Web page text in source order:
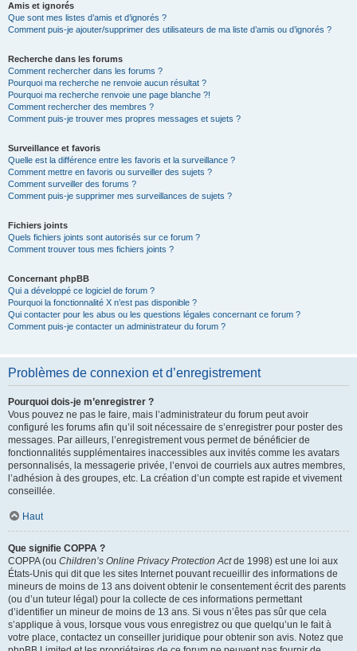
Amis et ignorés
Que sont mes listes d’amis et d’ignorés ?
Comment puis-je ajouter/supprimer des utilisateurs de ma liste d’amis ou d’ignorés ?
Recherche dans les forums
Comment rechercher dans les forums ?
Pourquoi ma recherche ne renvoie aucun résultat ?
Pourquoi ma recherche renvoie une page blanche ?!
Comment rechercher des membres ?
Comment puis-je trouver mes propres messages et sujets ?
Surveillance et favoris
Quelle est la différence entre les favoris et la surveillance ?
Comment mettre en favoris ou surveiller des sujets ?
Comment surveiller des forums ?
Comment puis-je supprimer mes surveillances de sujets ?
Fichiers joints
Quels fichiers joints sont autorisés sur ce forum ?
Comment trouver tous mes fichiers joints ?
Concernant phpBB
Qui a développé ce logiciel de forum ?
Pourquoi la fonctionnalité X n’est pas disponible ?
Qui contacter pour les abus ou les questions légales concernant ce forum ?
Comment puis-je contacter un administrateur du forum ?
Problèmes de connexion et d’enregistrement
Pourquoi dois-je m’enregistrer ?
Vous pouvez ne pas le faire, mais l’administrateur du forum peut avoir
configuré les forums afin qu’il soit nécessaire de s’enregistrer pour poster des
messages. Par ailleurs, l’enregistrement vous permet de bénéficier de
fonctionnalités supplémentaires inaccessibles aux invités comme les avatars
personnalisés, la messagerie privée, l’envoi de courriels aux autres membres,
l’adhésion à des groupes, etc. La création d’un compte est rapide et vivement
conseillée.
Haut
Que signifie COPPA ?
COPPA (ou Children’s Online Privacy Protection Actde 1998) est une loi aux
États-Unis qui dit que les sites Internet pouvant recueillir des informations de
mineurs de moins de 13 ans doivent obtenir le consentement écrit des parents
(ou d’un tuteur légal) pour la collecte de ces informations permettant
d’identifier un mineur de moins de 13 ans. Si vous n’êtes pas sûr que cela
s’applique à vous, lorsque vous vous enregistrez ou que quelqu’un le fait à
votre place, contactez un conseiller juridique pour obtenir son avis. Notez que